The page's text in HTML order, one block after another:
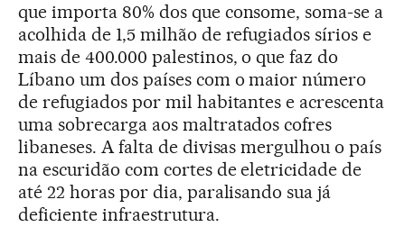
que importa 80% dos que consome, soma-se a
acolhida de 1,5 milhão de refugiados sírios e
mais de 400.000 palestinos, o que faz do
Líbano um dos países com o maior número
de refugiados por mil habitantes e acrescenta
uma sobrecarga aos maltratados cofres
libaneses. A falta de divisas mergulhou o país
na escuridão com cortes de eletricidade de
até 22 horas por dia, paralisando sua já
deficiente infraestrutura.